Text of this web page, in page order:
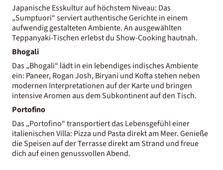
Japanische Esskultur auf höchstem Niveau: Das
„Sumptuori“ serviert authentische Gerichte in einem
aufwendig gestalteten Ambiente. An ausgewählten
Teppanyaki-Tischen erlebst du Show-Cooking hautnah.
Bhogali
Das „Bhogali“ lädt in ein lebendiges indisches Ambiente
ein: Paneer, Rogan Josh, Biryani und Kofta stehen neben
modernen Interpretationen auf der Karte und bringen
intensive Aromen aus dem Subkontinent auf den Tisch.
Portofino
Das „Portofino“ transportiert das Lebensgefühl einer
italienischen Villa: Pizza und Pasta direkt am Meer. Genieße
die Speisen auf der Terrasse direkt am Strand und freue
dich auf einen genussvollen Abend.